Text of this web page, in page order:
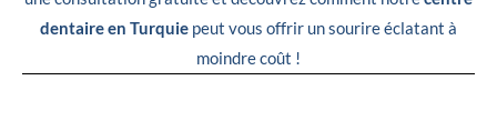
dentaire en Turquie peut vous offrir un sourire éclatant à
moindre coût !